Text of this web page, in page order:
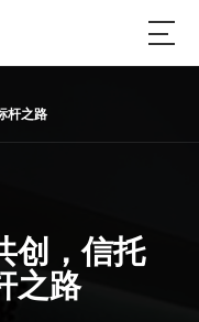
杆之路
创，信托
之路